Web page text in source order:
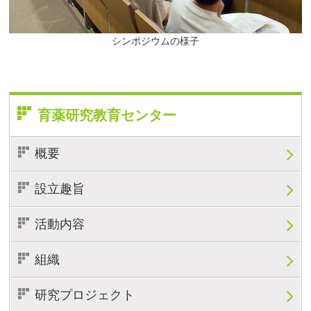
シンポジウムの様子
育薬研究教育センター
概要
設立趣旨
活動内容
組織
研究プロジェクト